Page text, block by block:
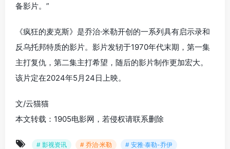
备影片。”
《疯狂的麦克斯》是乔治·米勒开创的一系列具有启示录和
反乌托邦特质的影片。影片发轫于1970年代末期，第一集
主打复仇，第二集主打希望，随后的影片制作更加宏大。
该片定在2024年5月24日上映。
文/云猫猫
本文转载：1905电影网，若侵权请联系删除
# 影视资讯 # 乔治·米勒
# 安雅·泰勒-乔伊